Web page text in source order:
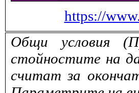
https://
Общи условия
стойностите на
считат за